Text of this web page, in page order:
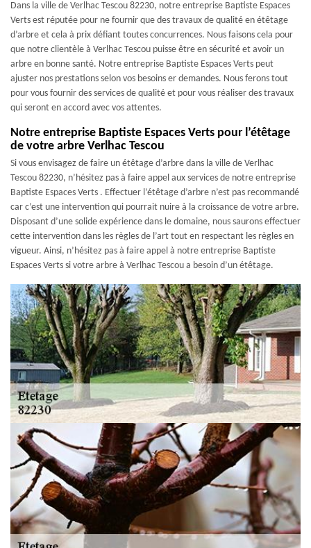
Dans la ville de Verlhac Tescou 82230, notre entreprise Baptiste Espaces
Verts est réputée pour ne fournir que des travaux de qualité en étêtage
d’arbre et cela à prix défiant toutes concurrences. Nous faisons cela pour
que notre clientèle à Verlhac Tescou puisse être en sécurité et avoir un
arbre en bonne santé. Notre entreprise Baptiste Espaces Verts peut
ajuster nos prestations selon vos besoins er demandes. Nous ferons tout
pour vous fournir des services de qualité et pour vous réaliser des travaux
qui seront en accord avec vos attentes.
Notre entreprise Baptiste Espaces Verts pour l’étêtage
de votre arbre Verlhac Tescou
Si vous envisagez de faire un étêtage d’arbre dans la ville de Verlhac
Tescou 82230, n’hésitez pas à faire appel aux services de notre entreprise
Baptiste Espaces Verts . Effectuer l’étêtage d’arbre n’est pas recommandé
car c’est une intervention qui pourrait nuire à la croissance de votre arbre.
Disposant d’une solide expérience dans le domaine, nous saurons effectuer
cette intervention dans les règles de l’art tout en respectant les règles en
vigueur. Ainsi, n’hésitez pas à faire appel à notre entreprise Baptiste
Espaces Verts si votre arbre à Verlhac Tescou a besoin d’un étêtage.